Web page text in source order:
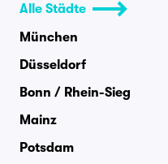
Alle Städte
München
Düsseldorf
Bonn / Rhein-Sieg
Mainz
Potsdam